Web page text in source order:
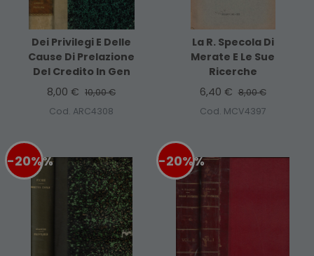
Dei Privilegi E Delle
Cause Di Prelazione
Del Credito In Gen
8,00 € 10,00 €
Cod. ARC4308
La R. Specola Di
Merate E Le Sue
Ricerche
6,40 € 8,00 €
Cod. MCV4397
-20%% -20%%